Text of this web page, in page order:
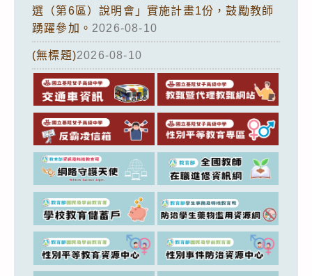
選（第6區）說明會」實施計畫1份，鼓勵教師
踴躍參加。 2026-08-10
(無標題)2026-08-10